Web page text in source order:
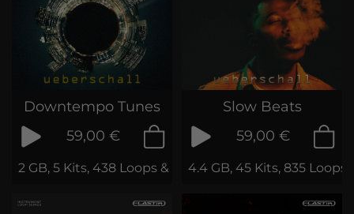
Downtempo Tunes
59,00 €
2 GB, 5 Kits, 438 Loops & Phrases
Slow Beats
59,00 €
4.4 GB, 45 Kits, 835 Loops